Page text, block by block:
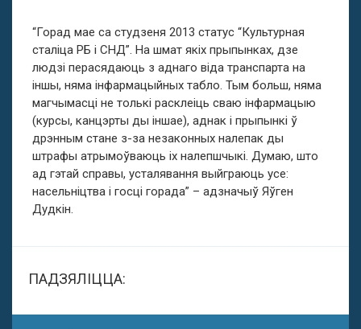
“Горад мае са студзеня 2013 статус “Культурная
сталіца РБ і СНД”. На шмат якіх прыпынках, дзе
людзі перасядаюць з аднаго віда транспарта на
іншы, няма інфармацыйных табло. Тым больш, няма
магчымасці не толькі расклеіць сваю інфармацыю
(курсы, канцэрты ды іншае), аднак і прыпынкі ў
дрэнным стане з-за незаконных налепак ды
штрафы атрымоўваюць іх налепшчыкі. Думаю, што
ад гэтай справы, усталявання выйграюць усе:
насельніцтва і госці горада” – адзначыў Яўген
Дудкін.
ПАДЗЯЛІЦЦА: